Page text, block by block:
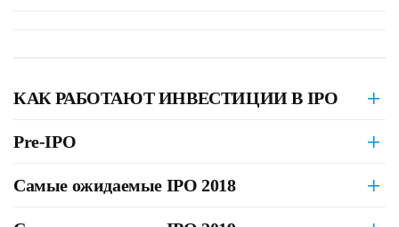
КАК РАБОТАЮТ ИНВЕСТИЦИИ В IPO
Pre-IPO
Самые ожидаемые IPO 2018